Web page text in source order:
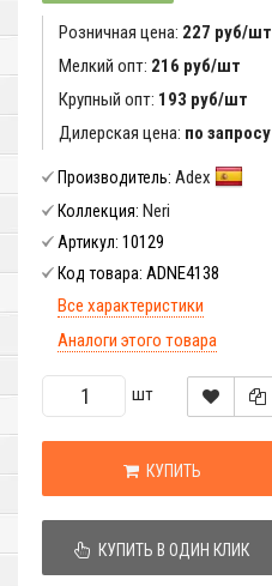
Розничная цена: 227 руб/шт
Мелкий опт: 216 руб/шт
Крупный опт: 193 руб/шт
Дилерская цена: по запросу
Производитель: Adex
Коллекция: Neri
Артикул: 10129
Код товара: ADNE4138
Все характеристики
Аналоги этого товара
шт
КУПИТЬ
КУПИТЬ В ОДИН КЛИК